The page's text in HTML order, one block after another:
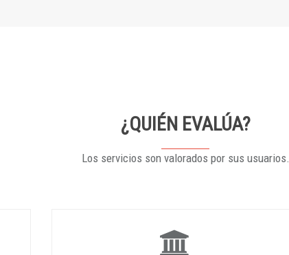
¿QUIÉN EVALÚA?
Los servicios son valorados por sus usuarios.